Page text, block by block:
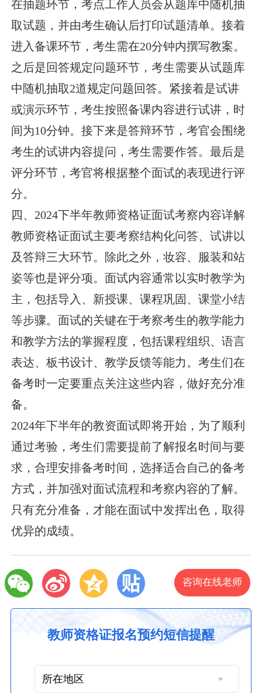
在抽题环节，考点工作人员会从题库中随机抽
取试题，并由考生确认后打印试题清单。接着
进入备课环节，考生需在20分钟内撰写教案。
之后是回答规定问题环节，考生需要从试题库
中随机抽取2道规定问题回答。紧接着是试讲
或演示环节，考生按照备课内容进行试讲，时
间为10分钟。接下来是答辩环节，考官会围绕
考生的试讲内容提问，考生需要作答。最后是
评分环节，考官将根据整个面试的表现进行评
分。
四、2024下半年教师资格证面试考察内容详解
教师资格证面试主要考察结构化问答、试讲以
及答辩三大环节。除此之外，妆容、服装和站
姿等也是评分项。面试内容通常以实时教学为
主，包括导入、新授课、课程巩固、课堂小结
等步骤。面试的关键在于考察考生的教学能力
和教学方法的掌握程度，包括课程组织、语言
表达、板书设计、教学反馈等能力。考生们在
备考时一定要重点关注这些内容，做好充分准
备。
2024年下半年的教资面试即将开始，为了顺利
通过考验，考生们需要提前了解报名时间与要
求，合理安排备考时间，选择适合自己的备考
方式，并加强对面试流程和考察内容的了解。
只有充分准备，才能在面试中发挥出色，取得
优异的成绩。
咨询在线老师
教师资格证报名预约短信提醒